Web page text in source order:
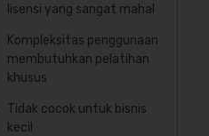
lisensi yang sangat mahal
Kompleksitas penggunaan
membutuhkan pelatihan
khusus
Tidak cocok untuk bisnis
kecil